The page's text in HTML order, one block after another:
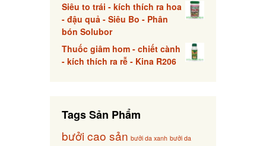
Siêu to trái - kích thích ra hoa
- đậu quả - Siêu Bo - Phân
bón Solubor
Thuốc giâm hom - chiết cành
- kích thích ra rễ - Kina R206
Tags Sản Phẩm
bưởi cao sản bưởi da xanh bưởi da